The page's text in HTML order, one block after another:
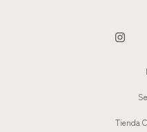
Tienda